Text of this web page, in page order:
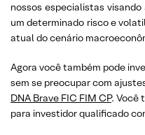
nossos especialistas
um determinado risco e
atual do cenário
Agora você também pode
sem se preocupar com
DNA Brave FIC FIM CP. Você
para investidor qualificado